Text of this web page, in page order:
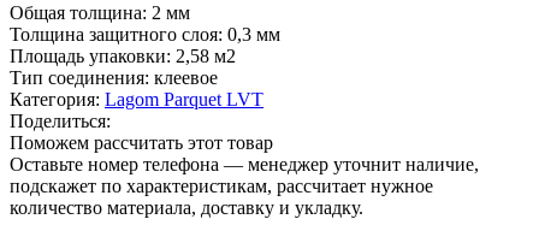
Общая толщина: 2 мм
Толщина защитного слоя: 0,3 мм
Площадь упаковки: 2,58 м2
Тип соединения: клеевое
Категория: Lagom Parquet LVT
Поделиться:
Поможем рассчитать этот товар
Оставьте номер телефона — менеджер уточнит наличие,
подскажет по характеристикам, рассчитает нужное
количество материала, доставку и укладку.